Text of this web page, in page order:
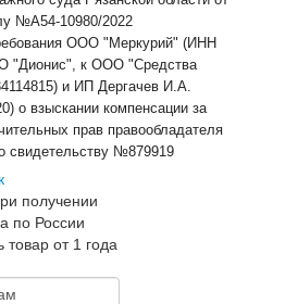
№A54-10980/2022
ООО "Меркурий" (ИНН
"Дионис", к ООО "Средства
и ИП Дергачев И.А.
о взыскании компенсации за
прав правообладателя
свидетельству №879919
получении
по России
товар от 1 года